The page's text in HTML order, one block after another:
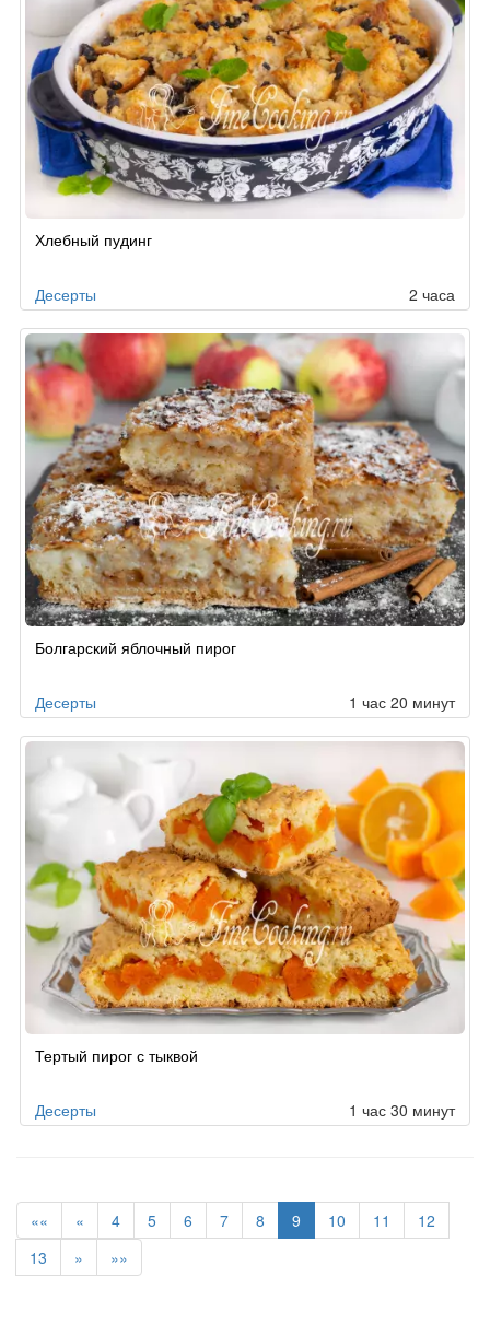
Хлебный пудинг
Десерты 2 часа
Болгарский яблочный пирог
Десерты 1 час 20 минут
Тертый пирог с тыквой
Десерты 1 час 30 минут
«« « 4 5 6 7 8 9 10 11
12
13
» »»